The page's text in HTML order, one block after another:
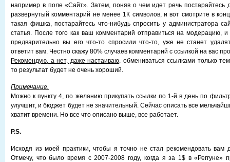
например в поле «Сайт». Затем, поняв о чем идет речь постарайтесь
развернутый комментарий не менее 1К символов, и вот смотрите в
такая фишка, постарайтесь что-нибудь спросить у администратора
статья. После того как ваш комментарий отправиться на модерацию,
предварительно вы его что-то спросили что-то, уже не станет
ответит вам. Честно скажу 80% случаев комментарий с ссылкой на вас
Рекомендую, а нет, даже настаиваю, обмениваться ссылками только
то результат будет не очень хороший.
Примечание.
Можно к пункту 4, по желанию прикупать ссылки по 1-й в день по
улучшит, и бюджет будет не значительный. Сейчас описать все
хватит времени. Но все что описано выше, все работает.
P.S.
Исходя из моей практики, чтобы я точно не стал рекомендовать
Отмечу, что было время с 2007-2008 году, когда я за 1$ в «Реггуне»